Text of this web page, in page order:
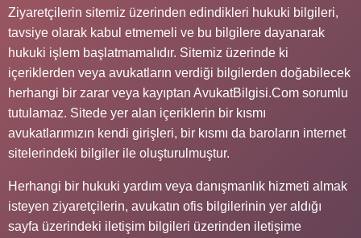
Ziyaretçilerin sitemiz üzerinden edindikleri hukuki bilgileri,
tavsiye olarak kabul etmemeli ve bu bilgilere dayanarak
hukuki işlem başlatmamalıdır. Sitemiz üzerinde ki
içeriklerden veya avukatların verdiği bilgilerden doğabilecek
herhangi bir zarar veya kayıptan AvukatBilgisi.Com sorumlu
tutulamaz. Sitede yer alan içeriklerin bir kısmı
avukatlarımızın kendi girişleri, bir kısmı da baroların internet
sitelerindeki bilgiler ile oluşturulmuştur.
Herhangi bir hukuki yardım veya danışmanlık hizmeti almak
isteyen ziyaretçilerin, avukatın ofis bilgilerinin yer aldığı
sayfa üzerindeki iletişim bilgileri üzerinden iletişime